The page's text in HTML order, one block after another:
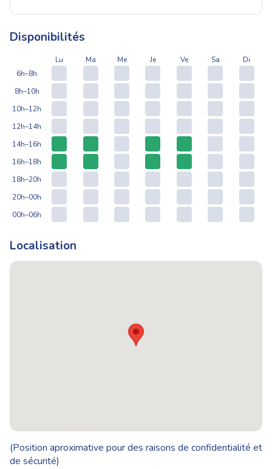
Disponibilités
Lu Ma Me Je Ve Sa
Di
6h–8h
8h–10h
10h–12h
12h–14h
14h–16h
16h–18h
18h–20h
20h–00h
00h–06h
Localisation
(Position aproximative pour des raisons de confidentialité et
de sécurité)